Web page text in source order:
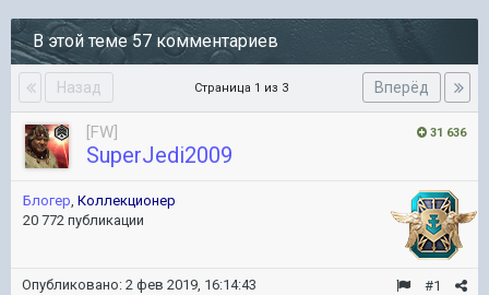
В этой теме 57 комментариев
Назад Вперёд
Страница 1 из 3
31 636
[FW]
SuperJedi2009
Блогер, Коллекционер
20 772 публикации
#1
Опубликовано: 2 фев 2019, 16:14:43